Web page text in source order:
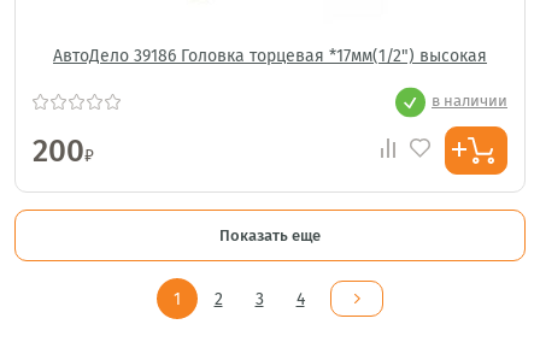
АвтоДело 39186 Головка торцевая *17мм(1/2") высокая
в наличии
200₽
Показать еще
1 2 3 4